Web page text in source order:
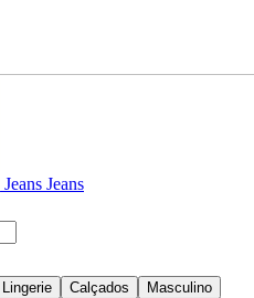
Jeans Jeans
Lingerie Calçados
Masculino